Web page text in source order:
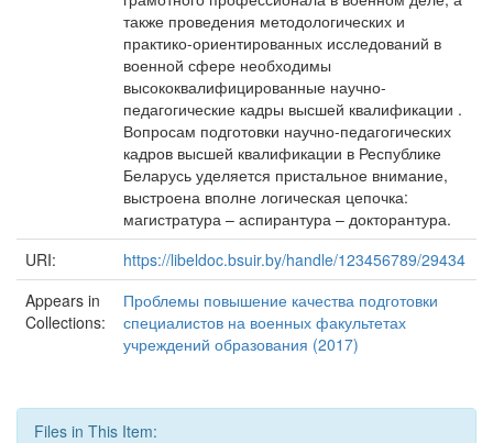
также проведения методологических и
практико-ориентированных исследований в
военной сфере необходимы
высококвалифицированные научно-
педагогические кадры высшей квалификации .
Вопросам подготовки научно-педагогических
кадров высшей квалификации в Республике
Беларусь уделяется пристальное внимание,
выстроена вполне логическая цепочка:
магистратура – аспирантура – докторантура.
URI:
https://libeldoc.bsuir.by/handle/123456789/29434
Appears in
Collections:
Проблемы повышение качества подготовки
специалистов на военных факультетах
учреждений образования (2017)
Files in This Item: